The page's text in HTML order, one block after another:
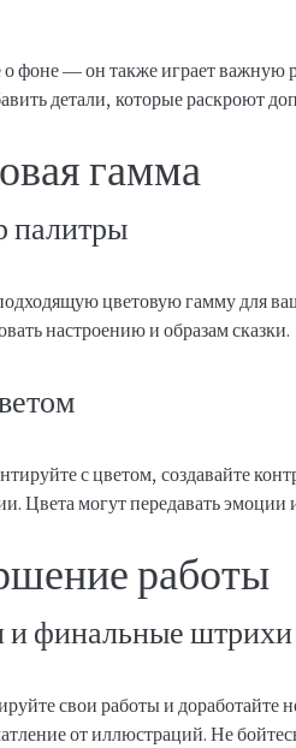
о фоне — он также играет важную
детали, которые раскроют
гамма
палитры
цветовую гамму для
настроению и образам сказки.
с цветом, создавайте
Цвета могут передавать эмоции
работы
и финальные штрихи
свои работы и доработайте
от иллюстраций. Не